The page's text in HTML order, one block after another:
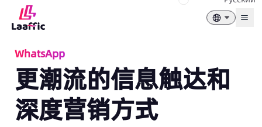
WhatsApp
更潮流的信息触达和
深度营销方式